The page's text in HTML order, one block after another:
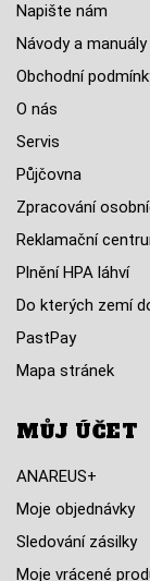
Napište nám
Návody a
Obchodní
O nás
Servis
Půjčovna
Zpracování
Reklamační
Plnění HPA láhví
Do kterých zemí
PastPay
Mapa stránek
MŮJ ÚČET
ANAREUS+
Moje objednávky
Sledování zásilky
Moje vrácené